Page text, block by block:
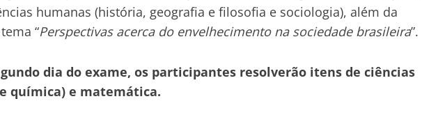
humanas (história, geografia e filosofia e sociologia), além da
“Perspectivas acerca do envelhecimento na sociedade brasileira”.
dia do exame, os participantes resolverão itens de ciências
química) e matemática.